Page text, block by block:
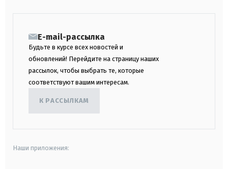
E-mail-рассылка
Будьте в курсе всех новостей и
обновлений! Перейдите на страницу наших
рассылок, чтобы выбрать те, которые
соответствуют вашим интересам.
К РАССЫЛКАМ
Наши приложения: